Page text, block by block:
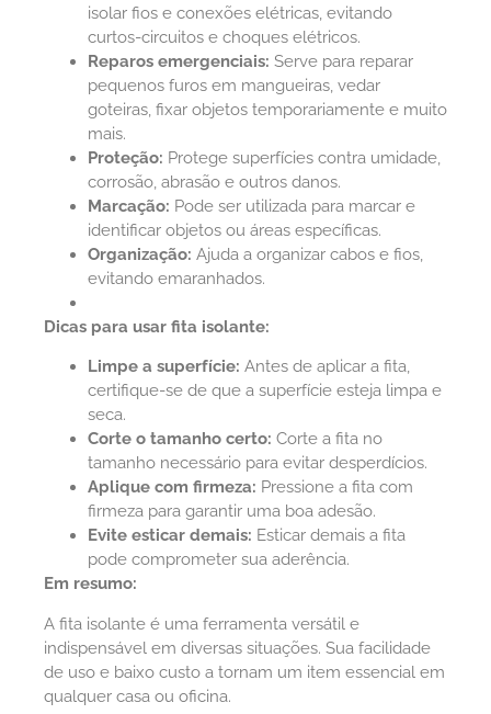
isolar fios e conexões elétricas, evitando
curtos-circuitos e choques elétricos.
Reparos emergenciais: Serve para reparar
pequenos furos em mangueiras, vedar
goteiras, fixar objetos temporariamente e muito
mais.
Proteção: Protege superfícies contra umidade,
corrosão, abrasão e outros danos.
Marcação: Pode ser utilizada para marcar e
identificar objetos ou áreas específicas.
Organização: Ajuda a organizar cabos e fios,
evitando emaranhados.
Dicas para usar fita isolante:
Limpe a superfície: Antes de aplicar a fita,
certifique-se de que a superfície esteja limpa e
seca.
Corte o tamanho certo: Corte a fita no
tamanho necessário para evitar desperdícios.
Aplique com firmeza: Pressione a fita com
firmeza para garantir uma boa adesão.
Evite esticar demais: Esticar demais a fita
pode comprometer sua aderência.
Em resumo:
A fita isolante é uma ferramenta versátil e
indispensável em diversas situações. Sua facilidade
de uso e baixo custo a tornam um item essencial em
qualquer casa ou oficina.